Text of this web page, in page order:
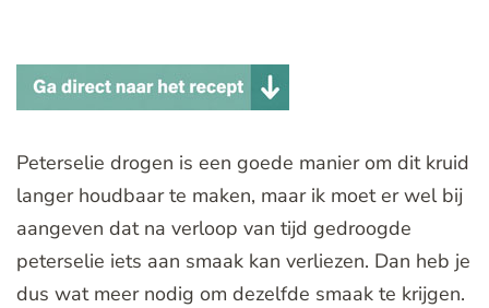
Peterselie drogen is een goede manier om dit kruid
langer houdbaar te maken, maar ik moet er wel bij
aangeven dat na verloop van tijd gedroogde
peterselie iets aan smaak kan verliezen. Dan heb je
dus wat meer nodig om dezelfde smaak te krijgen.